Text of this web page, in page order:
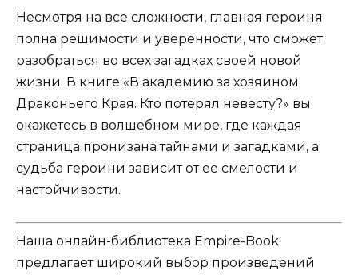
Несмотря на все сложности, главная героиня
полна решимости и уверенности, что сможет
разобраться во всех загадках своей новой
жизни. В книге «В академию за хозяином
Драконьего Края. Кто потерял невесту?» вы
окажетесь в волшебном мире, где каждая
страница пронизана тайнами и загадками, а
судьба героини зависит от ее смелости и
настойчивости.
Наша онлайн-библиотека Empire-Book
предлагает широкий выбор произведений